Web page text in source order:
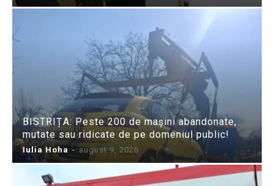
BISTRIȚA: Peste 200 de mașini abandonate,
mutate sau ridicate de pe domeniul public!
Iulia Hoha - august 9, 2026